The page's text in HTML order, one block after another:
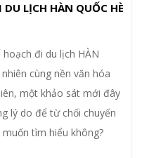
LỊCH HÀN QUỐC HÈ
đi du lịch HÀN
cùng nền văn hóa
một khảo sát mới đây
lý do để từ chối chuyến
tìm hiểu không?